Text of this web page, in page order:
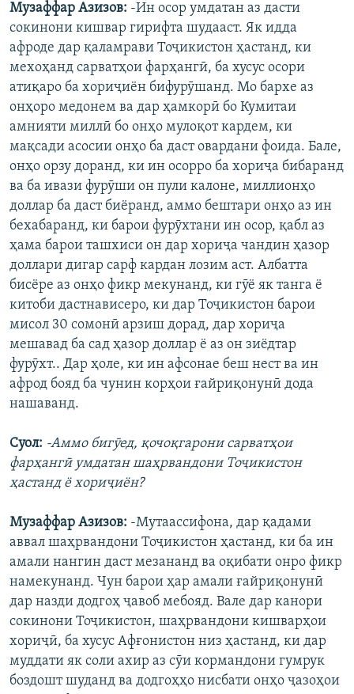
Музаффар Азизов: -Ин осор умдатан аз дасти
сокинони кишвар гирифта шудааст. Як идда
афроде дар қаламрави Тоҷикистон ҳастанд, ки
мехоҳанд сарватҳои фарҳангӣ, ба хусус осори
атиқаро ба хориҷиён бифурӯшанд. Мо бархе аз
онҳоро медонем ва дар ҳамкорӣ бо Кумитаи
амнияти миллӣ бо онҳо мулоқот кардем, ки
мақсади асосии онҳо ба даст овардани фоида. Бале,
онҳо орзу доранд, ки ин осорро ба хориҷа бибаранд
ва ба ивази фурӯши он пули калоне, миллионҳо
доллар ба даст биёранд, аммо бештари онҳо аз ин
бехабаранд, ки барои фурӯхтани ин осор, қабл аз
ҳама барои ташхиси он дар хориҷа чандин ҳазор
доллари дигар сарф кардан лозим аст. Албатта
бисёре аз онҳо фикр мекунанд, ки гӯё як танга ё
китоби дастнависеро, ки дар Тоҷикистон барои
мисол 30 сомонӣ арзиш дорад, дар хориҷа
мешавад ба сад ҳазор доллар ё аз он зиёдтар
фурӯхт.. Дар ҳоле, ки ин афсонае беш нест ва ин
афрод бояд ба чунин корҳои ғайриқонунӣ дода
нашаванд.
Суол: -Аммо бигӯед, қочоқгарони сарватҳои
фарҳангӣ умдатан шаҳрвандони Тоҷикистон
ҳастанд ё хориҷиён?
Музаффар Азизов: -Мутаассифона, дар қадами
аввал шаҳрвандони Тоҷикистон ҳастанд, ки ба ин
амали нангин даст мезананд ва оқибати онро фикр
намекунанд. Чун барои ҳар амали ғайриқонунӣ
дар назди додгоҳ ҷавоб мебояд. Вале дар канори
сокинони Тоҷикистон, шаҳрвандони кишварҳои
хориҷӣ, ба хусус Афғонистон низ ҳастанд, ки дар
муддати як соли ахир аз сӯи кормандони гумрук
боздошт шуданд ва додгоҳҳо нисбати онҳо ҷазоҳои